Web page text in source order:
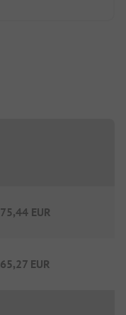
75,44 EUR
65,27 EUR